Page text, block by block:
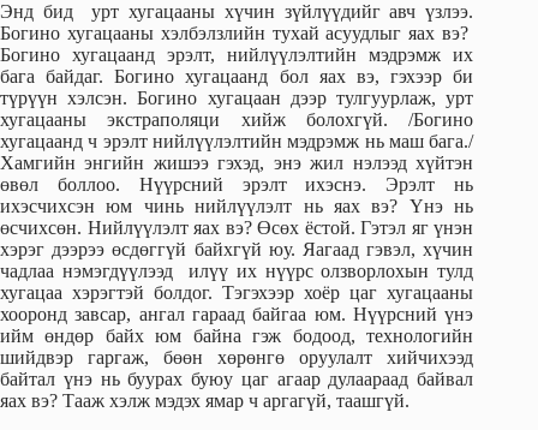
Энд бид урт хугацааны хүчин зүйлүүдийг авч үзлээ.
Богино хугацааны хэлбэлзлийн тухай асуудлыг яах вэ?
Богино хугацаанд эрэлт, нийлүүлэлтийн мэдрэмж их
бага байдаг. Богино хугацаанд бол яах вэ, гэхээр би
түрүүн хэлсэн. Богино хугацаан дээр тулгуурлаж, урт
хугацааны экстраполяци хийж болохгүй. /Богино
хугацаанд ч эрэлт нийлүүлэлтийн мэдрэмж нь маш бага./
Хамгийн энгийн жишээ гэхэд, энэ жил нэлээд хүйтэн
өвөл боллоо. Нүүрсний эрэлт ихэснэ. Эрэлт нь
ихэсчихсэн юм чинь нийлүүлэлт нь яах вэ? Үнэ нь
өсчихсөн. Нийлүүлэлт яах вэ? Өсөх ёстой. Гэтэл яг үнэн
хэрэг дээрээ өсдөггүй байхгүй юу. Яагаад гэвэл, хүчин
чадлаа нэмэгдүүлээд илүү их нүүрс олзворлохын тулд
хугацаа хэрэгтэй болдог. Тэгэхээр хоёр цаг хугацааны
хооронд завсар, ангал гараад байгаа юм. Нүүрсний үнэ
ийм өндөр байх юм байна гэж бодоод, технологийн
шийдвэр гаргаж, бөөн хөрөнгө оруулалт хийчихээд
байтал үнэ нь буурах буюу цаг агаар дулаараад байвал
яах вэ? Тааж хэлж мэдэх ямар ч аргагүй, таашгүй.